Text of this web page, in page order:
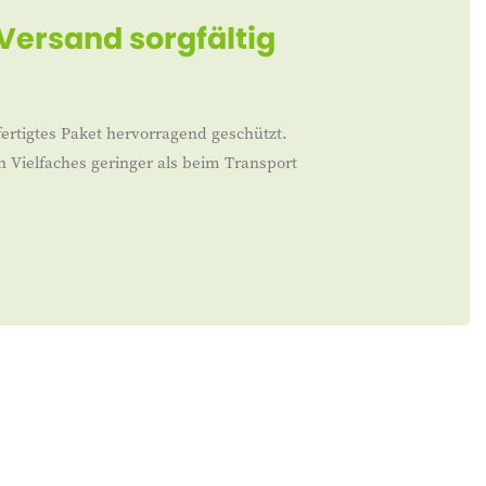
sorgfältig
Paket hervorragend geschützt.
Vielfaches geringer als beim Transport